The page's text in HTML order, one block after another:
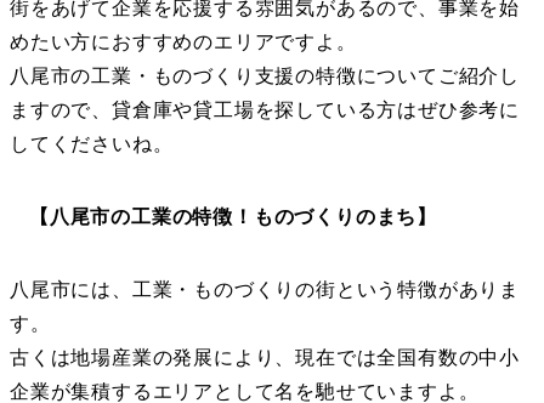
街をあげて企業を応援する雰囲気があるので、事業を始
めたい方におすすめのエリアですよ。
八尾市の工業・ものづくり支援の特徴についてご紹介し
ますので、貸倉庫や貸工場を探している方はぜひ参考に
してくださいね。
【八尾市の工業の特徴！ものづくりのまち】
八尾市には、工業・ものづくりの街という特徴がありま
す。
古くは地場産業の発展により、現在では全国有数の中小
企業が集積するエリアとして名を馳せていますよ。